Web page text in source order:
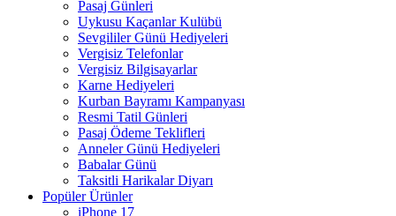
Pasaj Günleri
Uykusu Kaçanlar Kulübü
Sevgililer Günü Hediyeleri
Vergisiz Telefonlar
Vergisiz Bilgisayarlar
Karne Hediyeleri
Kurban Bayramı Kampanyası
Resmi Tatil Günleri
Pasaj Ödeme Teklifleri
Anneler Günü Hediyeleri
Babalar Günü
Taksitli Harikalar Diyarı
Popüler Ürünler
iPhone 17